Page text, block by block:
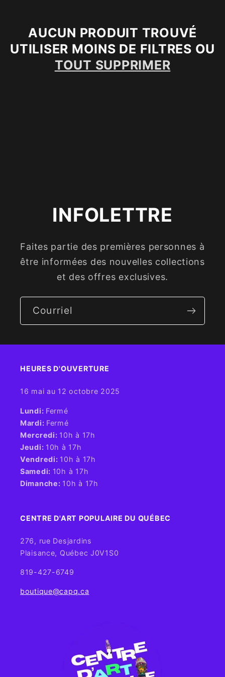
T
AUCUN PRODUIT TROUVÉ
UTILISER MOINS DE FILTRES OU
TOUT SUPPRIMER
INFOLETTRE
Faites partie des premières personnes à
être informées des nouvelles collections
et des offres exclusives.
Courriel
HEURES D'OUVERTURE​
16 mai au 12 octobre 2025
​Lundi: Fermé
Mardi: Fermé
Mercredi: 10h à 17h
Jeudi: 10h à 17h
Vendredi: 10h à 17h
Samedi: 10h à 17h
Dimanche: 10h à 17h
CENTRE D'ART POPULAIRE DU QUÉBEC
276, rue Desjardins
Plaisance, Québec J0V1S0
819-427-6749
boutique@capq.ca